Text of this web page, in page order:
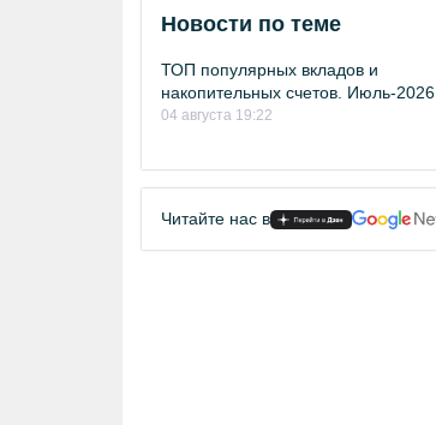
Новости по теме
ТОП популярных вкладов и
накопительных счетов. Июль-2026
04 августа 19:22
Читайте нас в